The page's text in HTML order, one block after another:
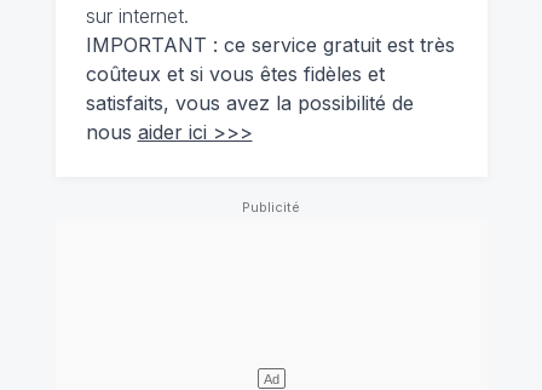
sur internet.
IMPORTANT : ce service gratuit est très
coûteux et si vous êtes fidèles et
satisfaits, vous avez la possibilité de
nous aider ici >>>